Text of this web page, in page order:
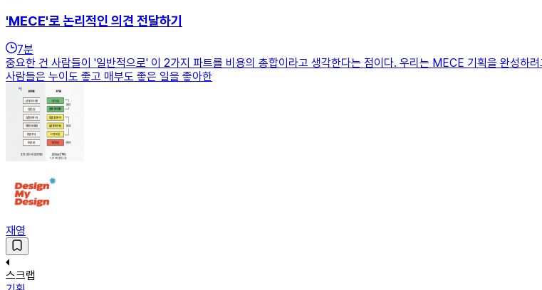
'MECE'로 논리적인 의견 전달하기
7분
중요한 건 사람들이 '일반적으로' 이 2가지 파트를 비용의 총합이라고 생각한다는 점이다. 우리는 MECE 기획을 완성하
사람들은 누이도 좋고 매부도 좋은 일을 좋아한
재영
스크랩